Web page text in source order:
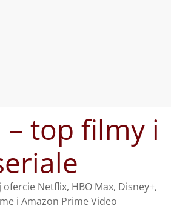
top filmy i
Netflix, HBO Max, Disney+,
i Amazon Prime Video